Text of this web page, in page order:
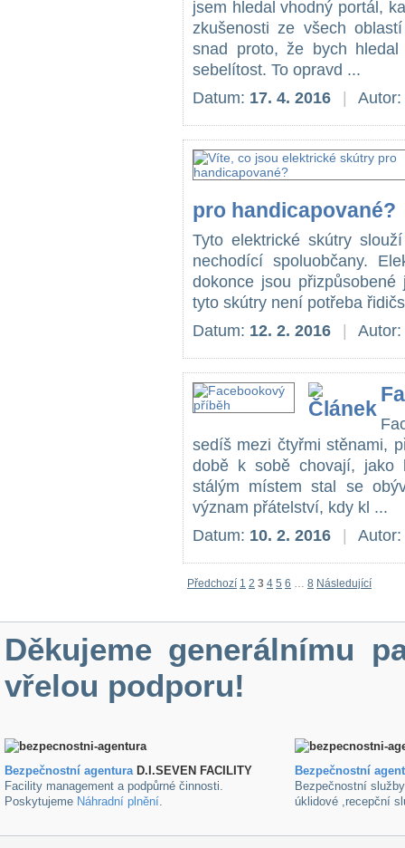
jsem hledal vhodný portál,
zkušenosti ze všech
snad proto, že bych
sebelítost. To opravd ...
Datum: 17. 4. 2016 Autor:
pro handicapované?
Tyto elektrické skútry
nechodící spoluobčany.
dokonce jsou
tyto skútry není potřeba
Datum: 12. 2. 2016 Autor:
sedíš mezi čtyřmi stěnami,
době k sobě chovají, jako
stálým místem stal se
význam přátelství, kdy kl ...
Datum: 10. 2. 2016 Autor:
Předchozí 1 2 3 4 5 6 … 8 Následující
Děkujeme generálnímu
vřelou podporu!
Bezpečnostní agenturaD.I.SEVEN FACILITY
Facility management a podpůrné činnosti.
Poskytujeme Náhradní plnění.
Bezpečnostní
Bezpečnostní
úklidové ,recepční